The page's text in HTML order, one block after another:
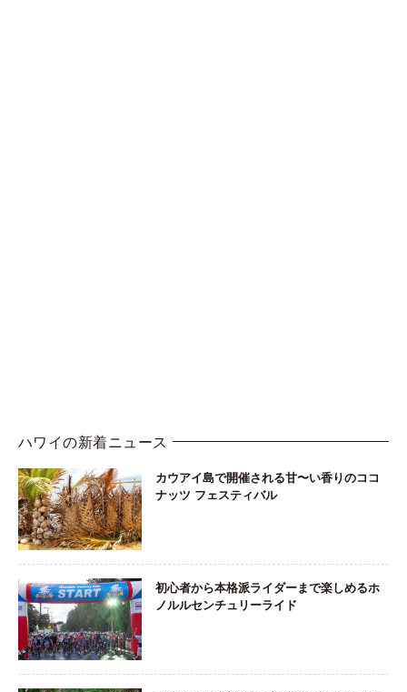
ハワイの新着ニュース
カウアイ島で開催される甘〜い香りのココ
ナッツ フェスティバル
初心者から本格派ライダーまで楽しめるホ
ノルルセンチュリーライド